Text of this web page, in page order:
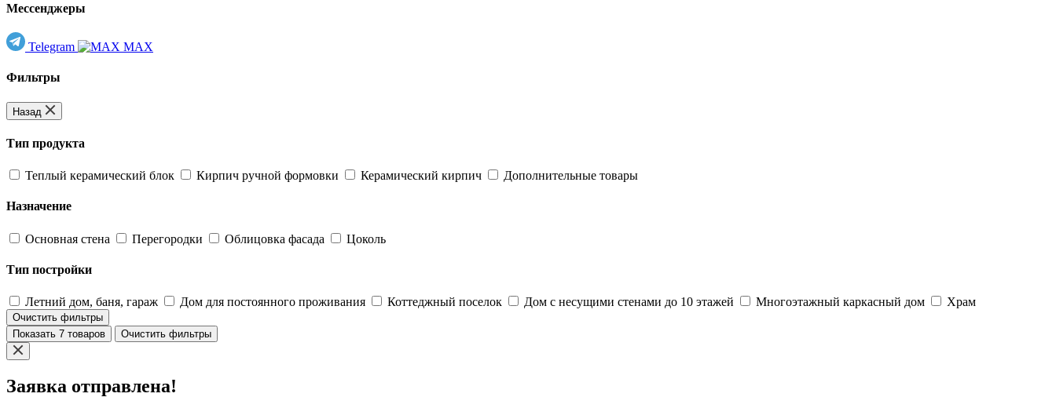
Мессенджеры
Telegram MAX
Фильтры
Назад
Тип продукта
Теплый керамический блок Кирпич ручной формовки Керамический кирпич Дополнительные товары
Назначение
Основная стена Перегородки Облицовка фасада Цоколь
Тип постройки
Летний дом, баня, гараж Дом для постоянного проживания Коттеджный поселок Дом с несущими стенами до 10 этажей Многоэтажный каркасный дом Храм
Очистить фильтры
Показать 7 товаров
Очистить фильтры
Заявка отправлена!